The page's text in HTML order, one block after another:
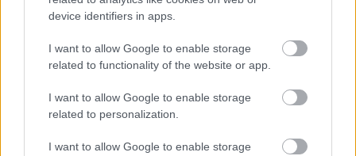
device identifiers in apps.
I want to allow Google to enable storage
related to functionality of the website or app.
I want to allow Google to enable storage
related to personalization.
I want to allow Google to enable storage